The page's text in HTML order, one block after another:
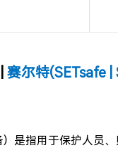
|赛尔特(SETsafe
是指用于保护人员